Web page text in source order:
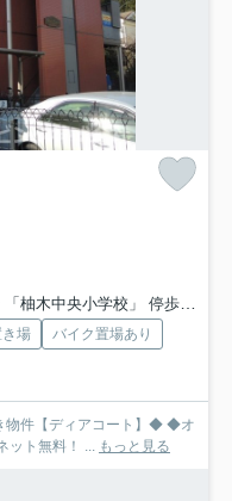
木中央小学校」 停歩2分
場
バイク置場あり
【ディアコート】◆ ◆オ
ット無料！ ... もっと見る